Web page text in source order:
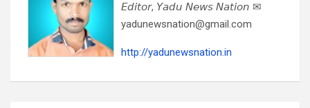
𝘌𝘥𝘪𝘵𝘰𝘳, 𝘠𝘢𝘥𝘶 𝘕𝘦𝘸𝘴 𝘕𝘢𝘵𝘪𝘰𝘯 ✉
yadunewsnation@gmail.com
http://yadunewsnation.in